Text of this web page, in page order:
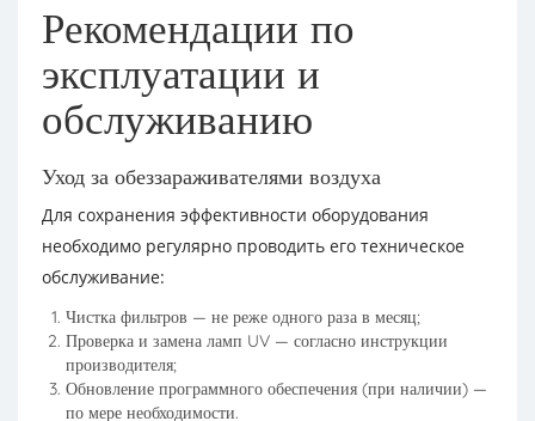
Рекомендации по
эксплуатации и
обслуживанию
Уход за обеззараживателями воздуха
Для сохранения эффективности оборудования
необходимо регулярно проводить его техническое
обслуживание:
Чистка фильтров — не реже одного раза в месяц;
Проверка и замена ламп UV — согласно инструкции
производителя;
Обновление программного обеспечения (при наличии) —
по мере необходимости.